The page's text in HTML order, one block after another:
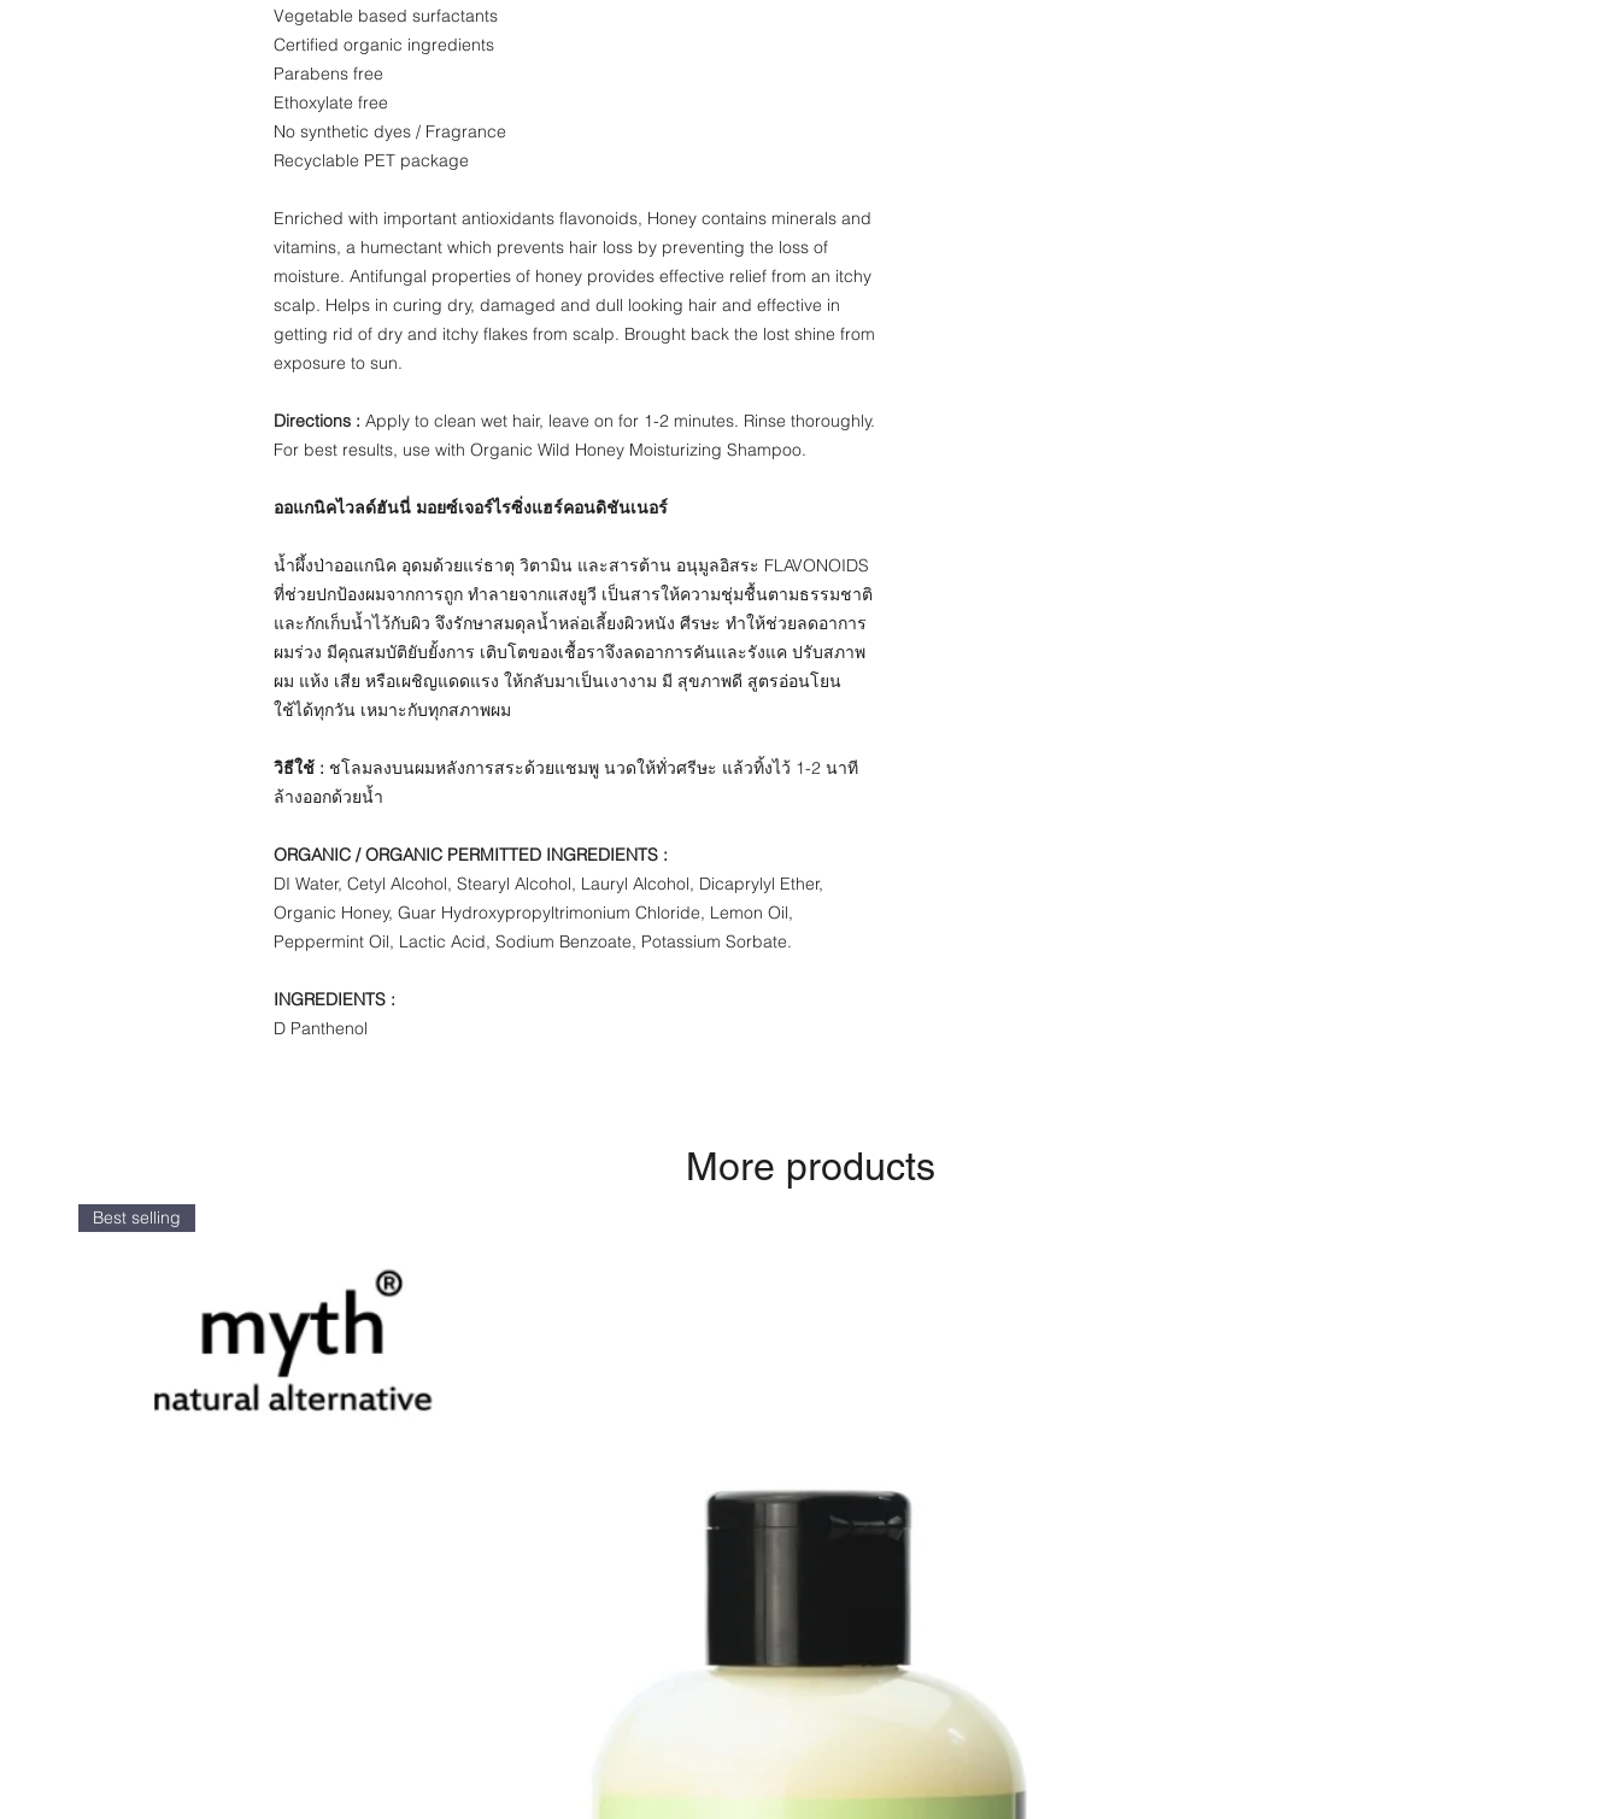
Vegetable based surfactants
Certified organic ingredients
Parabens free
Ethoxylate free
No synthetic dyes / Fragrance
Recyclable PET package
Enriched with important antioxidants flavonoids, Honey contains minerals and
vitamins, a humectant which prevents hair loss by preventing the loss of
moisture. Antifungal properties of honey provides effective relief from an itchy
scalp. Helps in curing dry, damaged and dull looking hair and effective in
getting rid of dry and itchy flakes from scalp. Brought back the lost shine from
exposure to sun.
Directions : Apply to clean wet hair, leave on for 1-2 minutes. Rinse thoroughly.
For best results, use with Organic Wild Honey Moisturizing Shampoo.
ออแกนิคไวลด์ฮันนี่ มอยซ์เจอร์ไรซิ่งแฮร์คอนดิชันเนอร์
น้ำผึ้งป่าออแกนิค อุดมด้วยแร่ธาตุ วิตามิน และสารต้าน อนุมูลอิสระ FLAVONOIDS
ที่ช่วยปกป้องผมจากการถูก ทำลายจากแสงยูวี เป็นสารให้ความชุ่มชื้นตามธรรมชาติ
และกักเก็บน้ำไว้กับผิว จึงรักษาสมดุลน้ำหล่อเลี้ยงผิวหนัง ศีรษะ ทำให้ช่วยลดอาการ
ผมร่วง มีคุณสมบัติยับยั้งการ เติบโตของเชื้อราจึงลดอาการคันและรังแค ปรับสภาพ
ผม แห้ง เสีย หรือเผชิญแดดแรง ให้กลับมาเป็นเงางาม มี สุขภาพดี สูตรอ่อนโยน
ใช้ได้ทุกวัน เหมาะกับทุกสภาพผม
วิธีใช้ : ชโลมลงบนผมหลังการสระด้วยแชมพู นวดให้ทั่วศรีษะ แล้วทิ้งไว้ 1-2 นาที
ล้างออกด้วยน้ำ
ORGANIC / ORGANIC PERMITTED INGREDIENTS :
​DI Water, Cetyl Alcohol, Stearyl Alcohol, Lauryl Alcohol, Dicaprylyl Ether,
Organic Honey, Guar Hydroxypropyltrimonium Chloride, Lemon Oil,
Peppermint Oil, Lactic Acid, Sodium Benzoate, Potassium Sorbate.
INGREDIENTS :
D Panthenol
Best selling
More products